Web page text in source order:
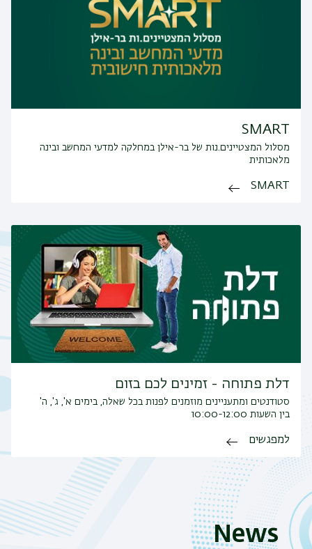
SMART
מסלול המצטיינים.נות של בר-אילן במחלקה למדעי המחשב ובינה
מלאכותית
SMART
דלת פתוחה - זמינים לכם בזום
סטודנטים ומתעניינים מוזמנים לפנות בכל שאלה, בימים א', ג', ה'
בין השעות 10:00-12:00
למפגשים
News